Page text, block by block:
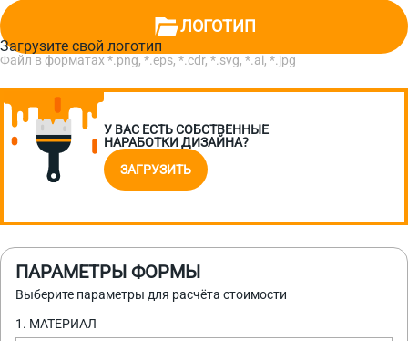
ЛОГОТИП
Загрузите свой логотип
Файл в форматах *.png, *.eps, *.cdr, *.svg, *.ai, *.jpg
У ВАС ЕСТЬ СОБСТВЕННЫЕ
НАРАБОТКИ ДИЗАЙНА?
ЗАГРУЗИТЬ
ПАРАМЕТРЫ ФОРМЫ
Выберите параметры для расчёта стоимости
1. МАТЕРИАЛ